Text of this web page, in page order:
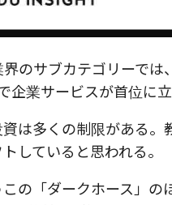
のサブカテゴリーで
企業サービスが首位に立
は多くの制限がある
していると思われる。
の「ダークホース」